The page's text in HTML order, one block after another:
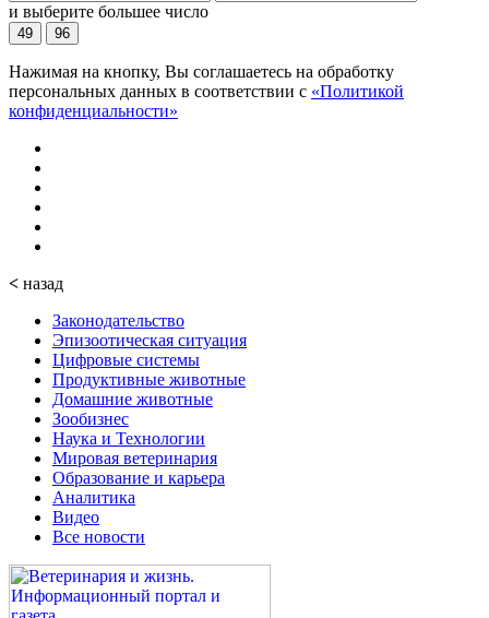
и выберите большее число
49 96
Нажимая на кнопку, Вы соглашаетесь на обработку
персональных данных в соответствии с «Политикой
конфиденциальности»
< назад
Законодательство
Эпизоотическая ситуация
Цифровые системы
Продуктивные животные
Домашние животные
Зообизнес
Наука и Технологии
Мировая ветеринария
Образование и карьера
Аналитика
Видео
Все новости